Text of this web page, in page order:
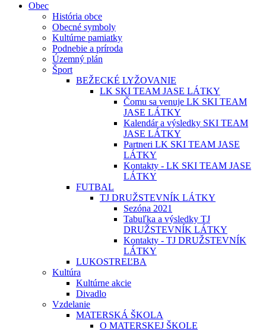
Obec
História obce
Obecné symboly
Kultúrne pamiatky
Podnebie a príroda
Územný plán
Šport
BEŽECKÉ LYŽOVANIE
LK SKI TEAM JASE LÁTKY
Čomu sa venuje LK SKI TEAM
JASE LÁTKY
Kalendár a výsledky SKI TEAM
JASE LÁTKY
Partneri LK SKI TEAM JASE
LÁTKY
Kontakty - LK SKI TEAM JASE
LÁTKY
FUTBAL
TJ DRUŽSTEVNÍK LÁTKY
Sezóna 2021
Tabuľka a výsledky TJ
DRUŽSTEVNÍK LÁTKY
Kontakty - TJ DRUŽSTEVNÍK
LÁTKY
LUKOSTREĽBA
Kultúra
Kultúrne akcie
Divadlo
Vzdelanie
MATERSKÁ ŠKOLA
O MATERSKEJ ŠKOLE